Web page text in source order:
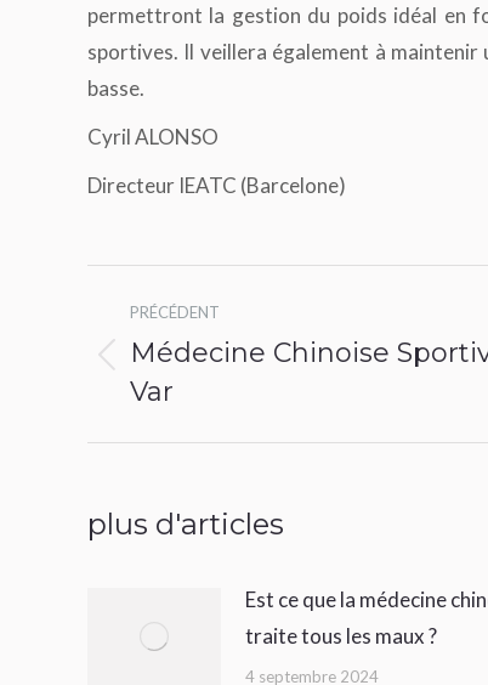
permettront la gestion du poids idéal en
sportives. Il veillera également à maintenir
basse.
Cyril ALONSO
Directeur IEATC (Barcelone)
Navigation
article
PRÉCÉDENT
Article
précédent
:
Médecine Chinoise
Var
plus d'articles
Est ce que la médecine
traite tous les maux ?
4 septembre 2024